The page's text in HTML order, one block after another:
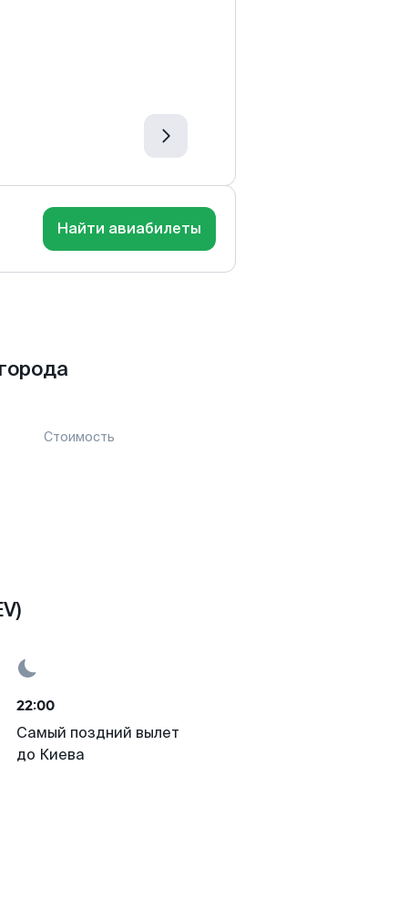
Найти авиабилеты
Стоимость
22:00
Самый поздний вылет
до Киева